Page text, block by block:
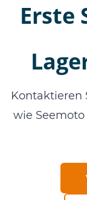
Erste
Kontaktieren
wie